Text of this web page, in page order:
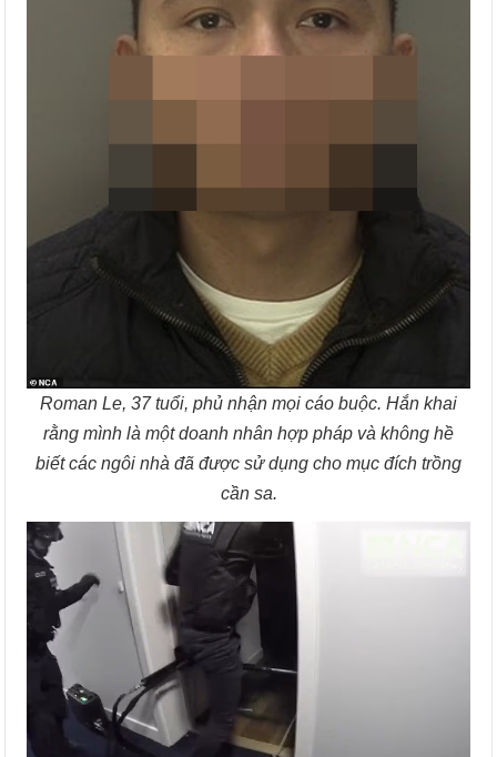
Roman Le, 37 tuổi, phủ nhận mọi cáo buộc. Hắn khai
rằng mình là một doanh nhân hợp pháp và không hề
biết các ngôi nhà đã được sử dụng cho mục đích trồng
cần sa.